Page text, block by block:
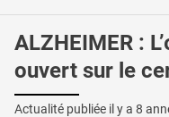
ALZHEIMER :
ouvert sur le
Actualité publiée il y a 8